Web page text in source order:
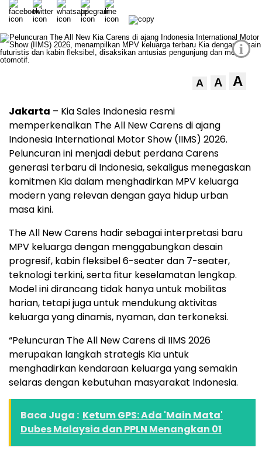
i
A A A
Jakarta – Kia Sales Indonesia resmi
memperkenalkan The All New Carens di ajang
Indonesia International Motor Show (IIMS) 2026.
Peluncuran ini menjadi debut perdana Carens
generasi terbaru di Indonesia, sekaligus menegaskan
komitmen Kia dalam menghadirkan MPV keluarga
modern yang relevan dengan gaya hidup urban
masa kini.
The All New Carens hadir sebagai interpretasi baru
MPV keluarga dengan menggabungkan desain
progresif, kabin fleksibel 6-seater dan 7-seater,
teknologi terkini, serta fitur keselamatan lengkap.
Model ini dirancang tidak hanya untuk mobilitas
harian, tetapi juga untuk mendukung aktivitas
keluarga yang dinamis, nyaman, dan terkoneksi.
“Peluncuran The All New Carens di IIMS 2026
merupakan langkah strategis Kia untuk
menghadirkan kendaraan keluarga yang semakin
selaras dengan kebutuhan masyarakat Indonesia.
Baca Juga : Ketum GPS: Ada 'Main Mata'
Dubes Malaysia dan PPLN Menangkan 01